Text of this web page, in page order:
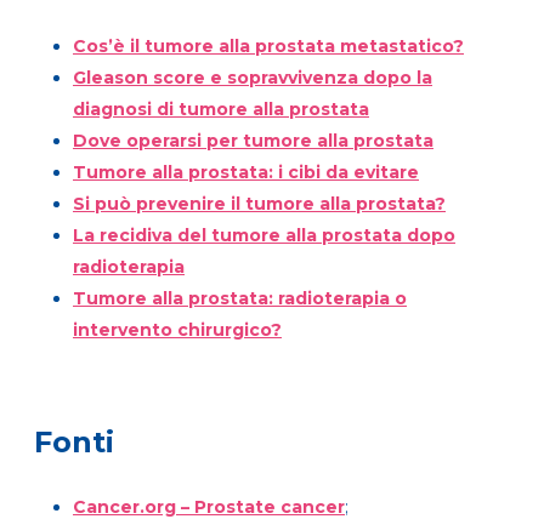
Cos’è il tumore alla prostata metastatico?
Gleason score e sopravvivenza dopo la
diagnosi di tumore alla prostata
Dove operarsi per tumore alla prostata
Tumore alla prostata: i cibi da evitare
Si può prevenire il tumore alla prostata?
La recidiva del tumore alla prostata dopo
radioterapia
Tumore alla prostata: radioterapia o
intervento chirurgico?
Fonti
Cancer.org – Prostate cancer;